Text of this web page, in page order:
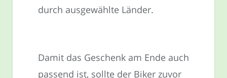
durch ausgewählte Länder.
Damit das Geschenk am Ende auch
passend ist, sollte der Biker zuvor